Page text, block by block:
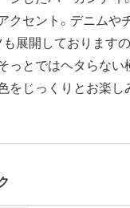
クセント。デニム
も展開しております
っとではヘタらない
をじっくりとお楽し